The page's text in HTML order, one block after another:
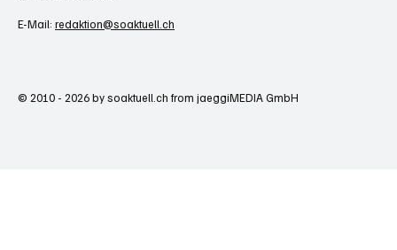
E-Mail: redaktion@soaktuell.ch
© 2010 - 2026 by soaktuell.ch from jaeggiMEDIA GmbH